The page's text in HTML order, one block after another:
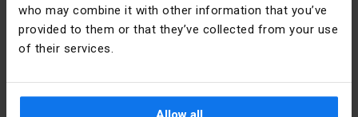
who may combine it with other information that you’ve
provided to them or that they’ve collected from your use
of their services.
Montag - Freitag:7:00 - 15:00
E-Mail:esklep@el12.pl
Tel.:
(+48) 609 697 377
Adresse des Hauptsitzes:
Online Einkaufen